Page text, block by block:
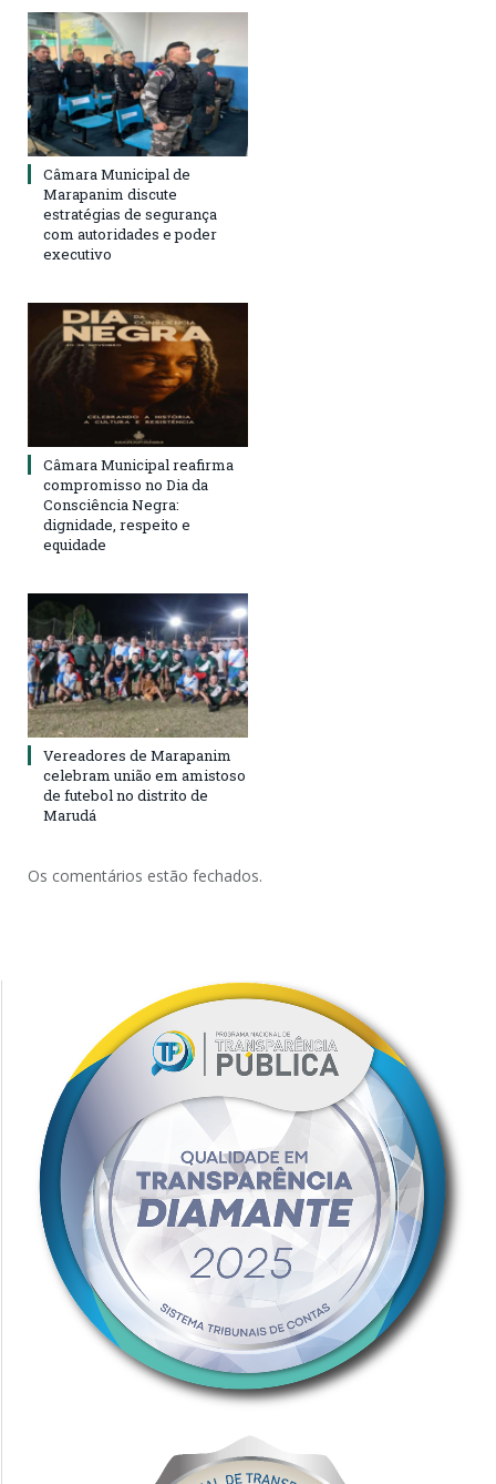
Câmara Municipal de
Marapanim discute
estratégias de segurança
com autoridades e poder
executivo
Câmara Municipal reafirma
compromisso no Dia da
Consciência Negra:
dignidade, respeito e
equidade
Vereadores de Marapanim
celebram união em amistoso
de futebol no distrito de
Marudá
Os comentários estão fechados.